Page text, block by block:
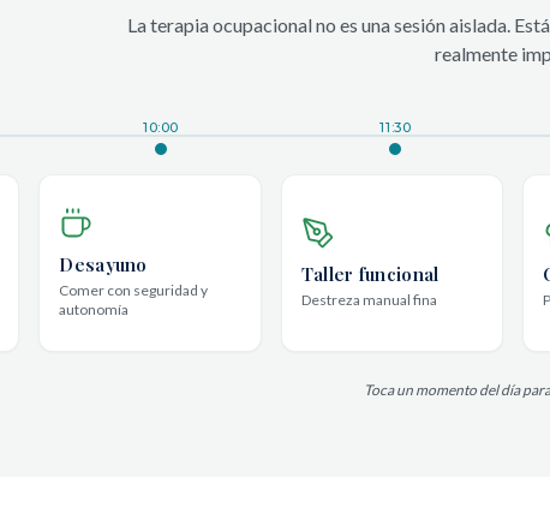
La terapia ocupacional no es una sesión aislada.
realmente
10:00 11:30
Desayuno
Comer con seguridad y
autonomía
Taller funcional
Destreza manual fina
Toca un momento del día